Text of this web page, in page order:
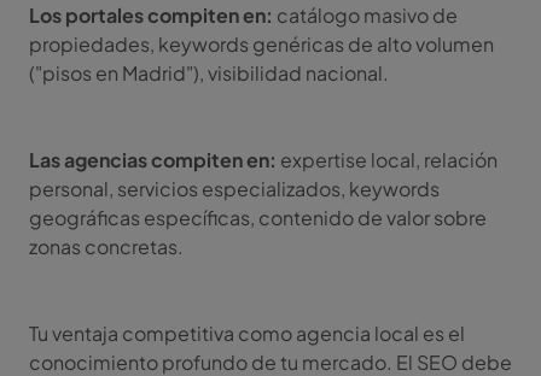
Los portales compiten en: catálogo masivo de
propiedades, keywords genéricas de alto volumen
("pisos en Madrid"), visibilidad nacional.
Las agencias compiten en: expertise local, relación
personal, servicios especializados, keywords
geográficas específicas, contenido de valor sobre
zonas concretas.
Tu ventaja competitiva como agencia local es el
conocimiento profundo de tu mercado. El SEO debe